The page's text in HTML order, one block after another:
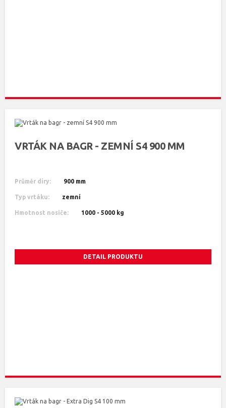
VRTÁK NA BAGR - ZEMNÍ S4 900 MM
Průměr díry: 900 mm
Typ vrtáku: zemní
Hmotnost nosiče: 1000 - 5000 kg
DETAIL PRODUKTU